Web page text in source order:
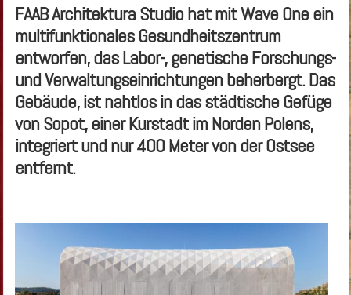
FAAB Architektura Studio hat mit Wave One ein
multifunktionales Gesundheitszentrum
entworfen, das Labor-, genetische Forschungs-
und Verwaltungseinrichtungen beherbergt. Das
Gebäude, ist nahtlos in das städtische Gefüge
von Sopot, einer Kurstadt im Norden Polens,
integriert und nur 400 Meter von der Ostsee
entfernt.